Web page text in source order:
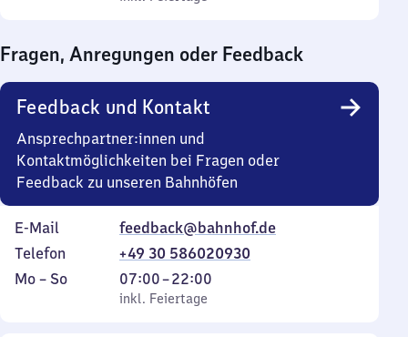
0
Uhr
Fragen, Anregungen oder Feedback
Feedback und Kontakt
Ansprechpartner:innen und
Kontaktmöglichkeiten bei Fragen oder
Feedback zu unseren Bahnhöfen
E-Mail
feedback@bahnhof.de
Telefon
+49 30 586020930
Montag
Mo – So,
inkl. Feiertage
07:00–22:00
Von
7
inkl. Feiertage